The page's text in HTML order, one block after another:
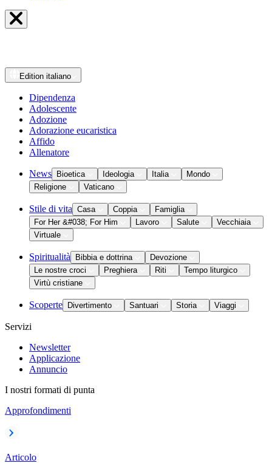
Edition italiano
Dipendenza
Adolescente
Adozione
Adorazione eucaristica
Affido
Allenatore
News Bioetica Ideologia Italia
Mondo
Religione
Vaticano
Stile di vita Casa Coppia
Famiglia
For Her &#038; For Him
Lavoro Salute
Vecchiaia
Virtuale
Spiritualità Bibbia e dottrina
Devozione
Le nostre croci
Preghiera Riti
Tempo liturgico
Virtù cristiane
Scoperte Divertimento Santuari Storia Viaggi
Servizi
Newsletter
Applicazione
Annuncio
I nostri formati di punta
Approfondimenti
Articolo